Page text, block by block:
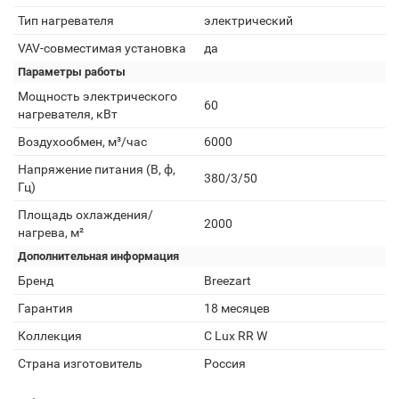
Тип нагревателя
электрический
VAV-совместимая установка
да
Параметры работы
Мощность электрического
нагревателя, кВт
60
Воздухообмен, м³/час
6000
Напряжение питания (В, ф,
Гц)
380/3/50
Площадь охлаждения/
нагрева, м²
2000
Дополнительная информация
Бренд
Breezart
Гарантия
18 месяцев
Коллекция
C Lux RR W
Страна изготовитель
Россия